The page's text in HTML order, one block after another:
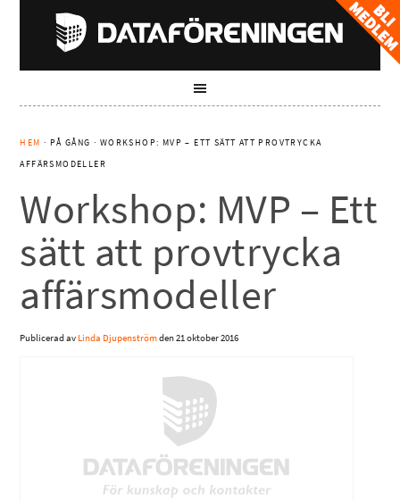
HEM · PÅ GÅNG · WORKSHOP: MVP – ETT SÄTT ATT PROVTRYCKA
AFFÄRSMODELLER
Workshop: MVP – Ett
sätt att provtrycka
affärsmodeller
Publicerad av Linda Djupenströmden21 oktober 2016